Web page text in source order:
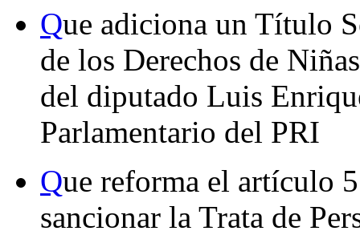
Que adiciona un Título
de los Derechos de
del diputado Luis
Parlamentario del PRI
Que reforma el artículo
sancionar la Trata de